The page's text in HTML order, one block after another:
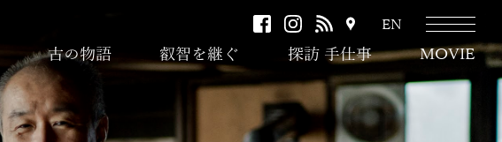
facebookinstagram
RSS
ク
セ
ス
EN
古の物語 叡智を継ぐ 探訪 手仕事 MOVIE